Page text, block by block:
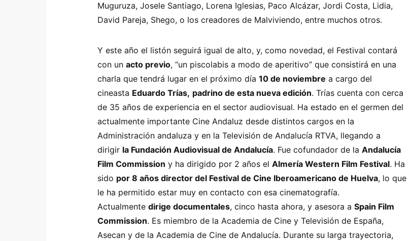
Muguruza, Josele Santiago, Lorena Iglesias, Paco Alcázar, Jordi Costa, Lidia,
David Pareja, Shego, o los creadores de Malviviendo, entre muchos otros.
Y este año el listón seguirá igual de alto, y, como novedad, el Festival contará
con un acto previo, “un piscolabis a modo de aperitivo” que consistirá en una
charla que tendrá lugar en el próximo día 10 de noviembre a cargo del
cineasta Eduardo Trías, padrino de esta nueva edición. Trías cuenta con cerca
de 35 años de experiencia en el sector audiovisual. Ha estado en el germen del
actualmente importante Cine Andaluz desde distintos cargos en la
Administración andaluza y en la Televisión de Andalucía RTVA, llegando a
dirigir la Fundación Audiovisual de Andalucía. Fue cofundador de la Andalucía
Film Commission y ha dirigido por 2 años el Almería Western Film Festival. Ha
sido por 8 años director del Festival de Cine Iberoamericano de Huelva, lo que
le ha permitido estar muy en contacto con esa cinematografía.
Actualmente dirige documentales, cinco hasta ahora, y asesora a Spain Film
Commission. Es miembro de la Academia de Cine y Televisión de España,
Asecan y de la Academia de Cine de Andalucía. Durante su larga trayectoria,